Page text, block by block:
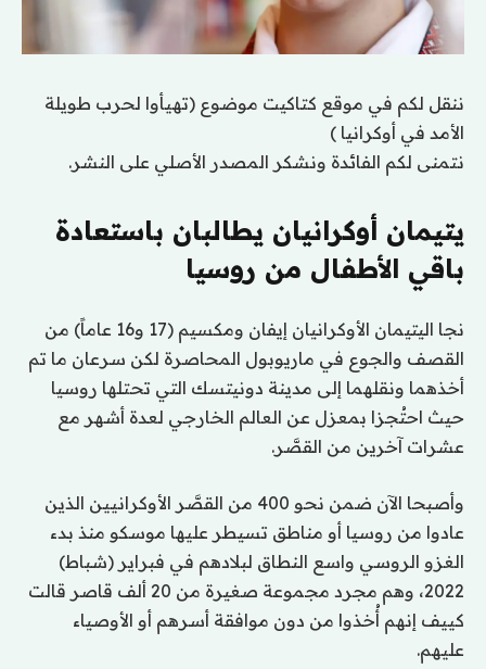
ننقل لكم في موقع كتاكيت موضوع (تهيأوا لحرب طويلة
الأمد في أوكرانيا )
نتمنى لكم الفائدة ونشكر المصدر الأصلي على النشر.
يتيمان أوكرانيان يطالبان باستعادة
باقي الأطفال من روسيا
نجا اليتيمان الأوكرانيان إيفان ومكسيم (17 و16 عاماً) من
القصف والجوع في ماريوبول المحاصرة لكن سرعان ما تم
أخذهما ونقلهما إلى مدينة دونيتسك التي تحتلها روسيا
حيث احتُجزا بمعزل عن العالم الخارجي لعدة أشهر مع
عشرات آخرين من القصَّر.
وأصبحا الآن ضمن نحو 400 من القصَّر الأوكرانيين الذين
عادوا من روسيا أو مناطق تسيطر عليها موسكو منذ بدء
الغزو الروسي واسع النطاق لبلادهم في فبراير (شباط)
2022، وهم مجرد مجموعة صغيرة من 20 ألف قاصر قالت
كييف إنهم أُخذوا من دون موافقة أسرهم أو الأوصياء
عليهم.